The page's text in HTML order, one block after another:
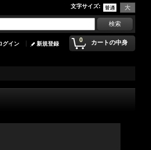
文字サイズ:
0 カートの中身
グイン 新規登録